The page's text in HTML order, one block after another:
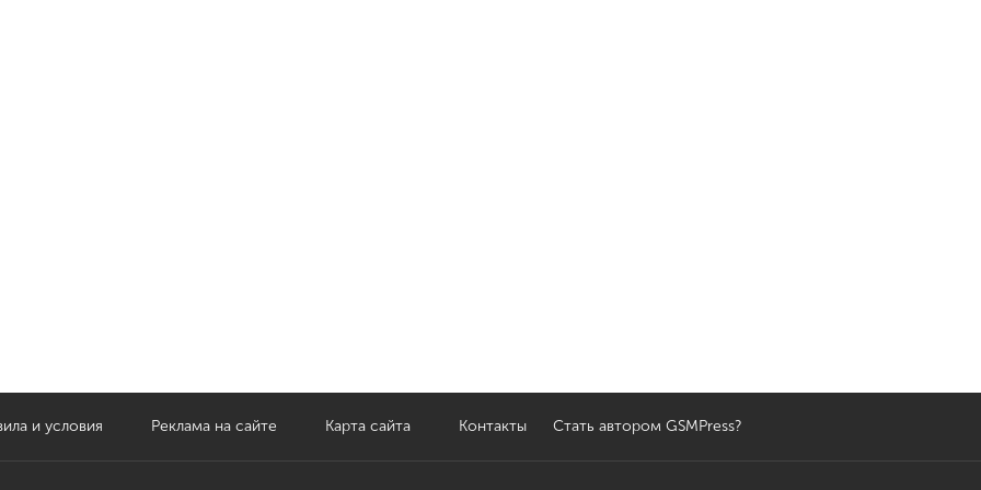
и условия Реклама на сайте Карта сайта Контакты Стать автором GSMPress?